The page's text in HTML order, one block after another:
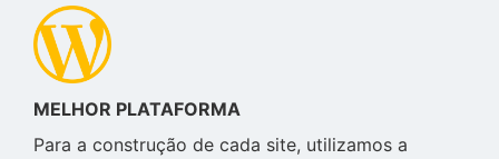
MELHOR PLATAFORMA
Para a construção de cada site, utilizamos a